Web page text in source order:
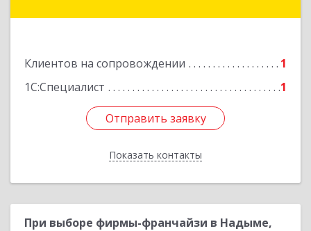
Клиентов на сопровождении
1
1С:Специалист
1
Отправить заявку
Показать контакты
Отправить заявку
Назад
При выборе фирмы-франчайзи в Надыме,